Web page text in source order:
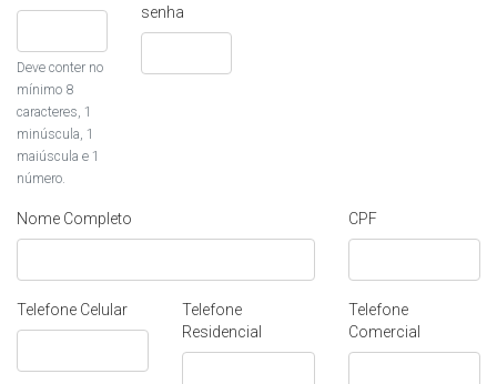
Deve conter no
mínimo 8
caracteres, 1
minúscula, 1
maiúscula e 1
número.
senha
Nome Completo CPF
Telefone Celular
Telefone
Residencial
Telefone
Comercial